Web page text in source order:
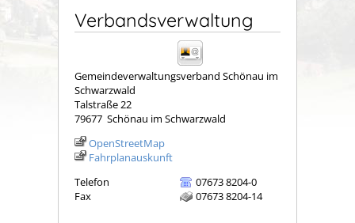
Verbandsverwaltung
Gemeindeverwaltungsverband Schönau im
Schwarzwald
Talstraße 22
79677 Schönau im Schwarzwald
OpenStreetMap
Fahrplanauskunft
Telefon
07673 8204-0
Fax
07673 8204-14